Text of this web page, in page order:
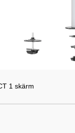
1 skärm